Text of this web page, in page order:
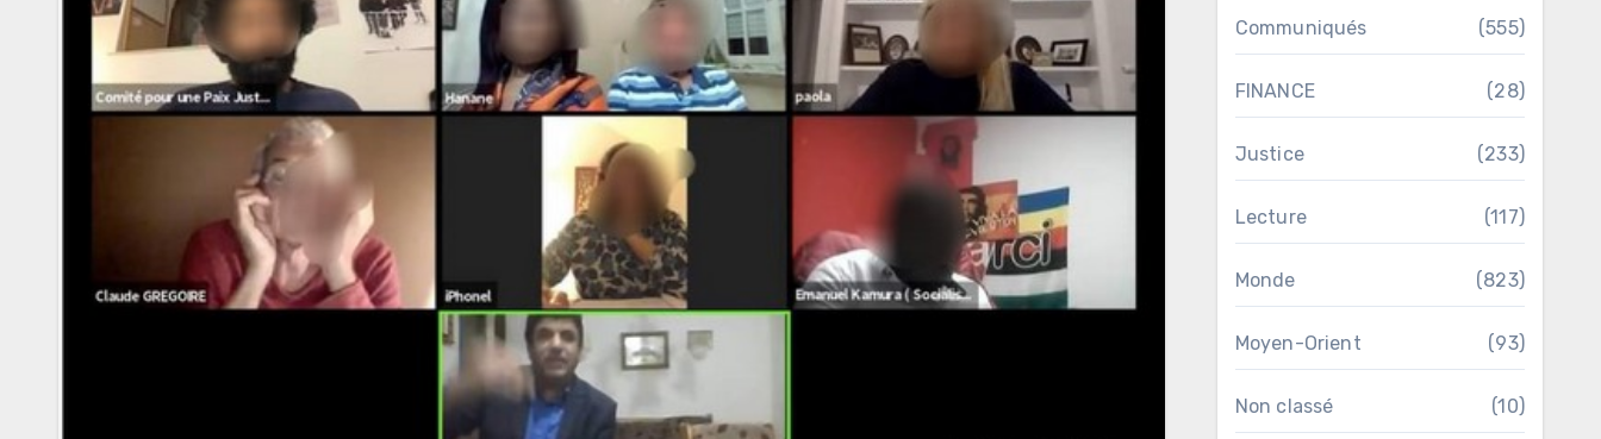
Communiqués (555)
FINANCE (28)
Justice (233)
Lecture (117)
Monde (823)
Moyen-Orient (93)
Non classé (10)